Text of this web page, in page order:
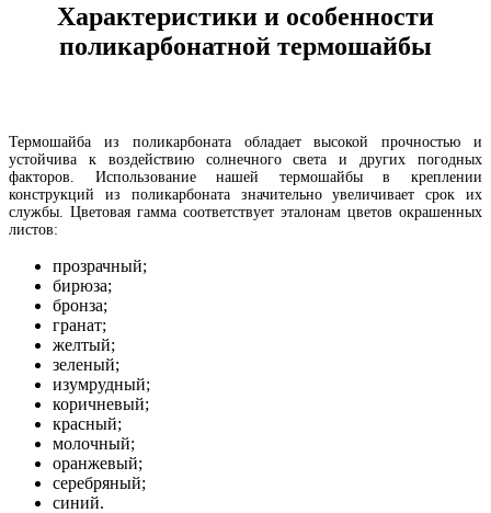
Характеристики и особенности
поликарбонатной термошайбы
Термошайба из поликарбоната обладает высокой прочностью и
устойчива к воздействию солнечного света и других погодных
факторов. Использование нашей термошайбы в креплении
конструкций из поликарбоната значительно увеличивает срок их
службы. Цветовая гамма соответствует эталонам цветов окрашенных
листов:
прозрачный;
бирюза;
бронза;
гранат;
желтый;
зеленый;
изумрудный;
коричневый;
красный;
молочный;
оранжевый;
серебряный;
синий.